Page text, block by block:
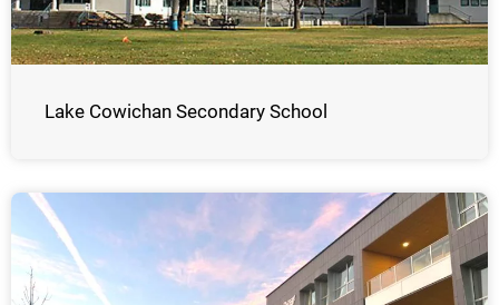
Lake Cowichan Secondary School